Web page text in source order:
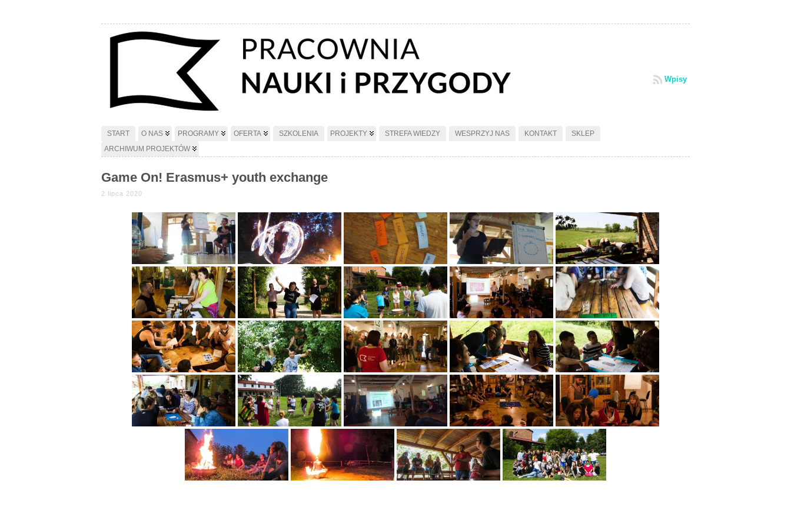
Wpisy
START O NAS PROGRAMY OFERTA SZKOLENIA PROJEKTY STREFA WIEDZY WESPRZYJ NAS KONTAKT
SKLEP
ARCHIWUM PROJEKTÓW
Game On! Erasmus+ youth exchange
2 lipca 2020